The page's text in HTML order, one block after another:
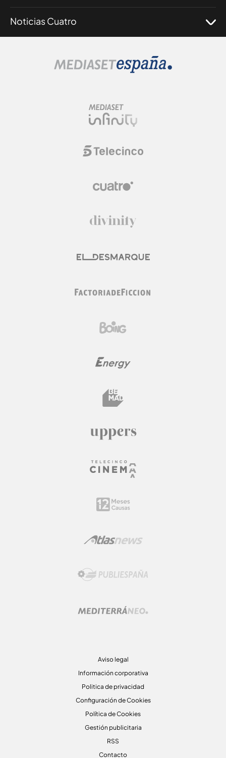
Noticias Cuatro
Aviso legal
Información corporativa
Politica de privacidad
Configuración de Cookies
Política de Cookies
Gestión publicitaria
RSS
Contacto